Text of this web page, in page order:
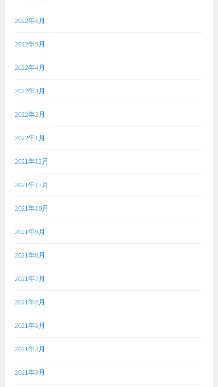
2022年6月
2022年5月
2022年4月
2022年3月
2022年2月
2022年1月
2021年12月
2021年11月
2021年10月
2021年9月
2021年8月
2021年7月
2021年6月
2021年5月
2021年4月
2021年3月